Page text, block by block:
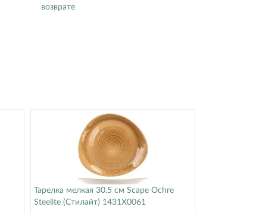
возврате
Тарелка мелкая 30.5 см Scape Ochre
Steelite (Стилайт) 1431X0061